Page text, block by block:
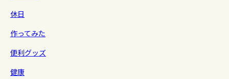
休日
作ってみた
便利グッズ
健康